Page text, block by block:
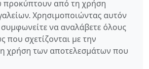
προκύπτουν από τη χρήση
Χρησιμοποιώντας αυτόν
να αναλάβετε όλους
που σχετίζονται με την
χρήση των αποτελεσμάτων που